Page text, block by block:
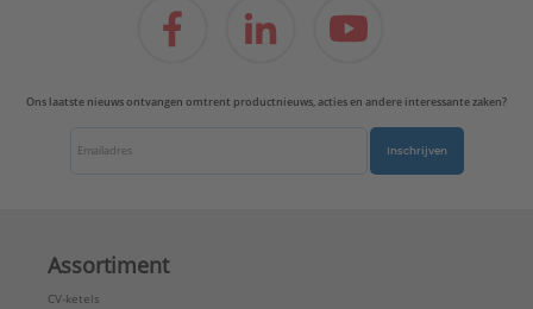
Ons laatste nieuws ontvangen omtrent productnieuws, acties en andere interessante zaken?
Inschrijven
Assortiment
CV-ketels